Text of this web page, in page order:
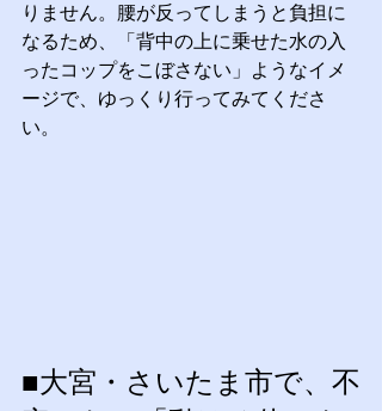
りません。腰が反ってしまうと負担に
なるため、「背中の上に乗せた水の入
ったコップをこぼさない」ようなイメ
ージで、ゆっくり行ってみてくださ
い。
■大宮・さいたま市で、不